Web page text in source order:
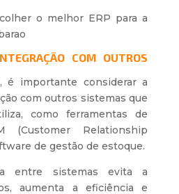
COM OUTROS
é importante considerar a
com outros sistemas que
como ferramentas de
(Customer Relationship
de gestão de estoque.
entre sistemas evita a
aumenta a eficiência e